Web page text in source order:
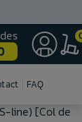
de
FAQ
line) [Col de